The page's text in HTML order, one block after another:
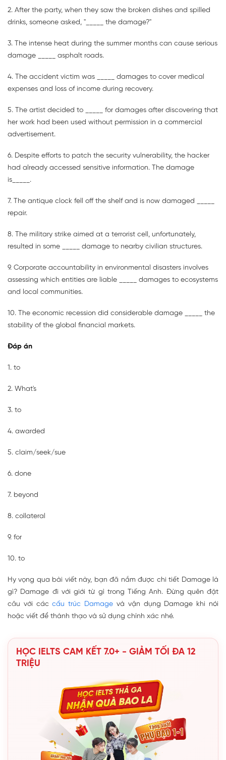
2. After the party, when they saw the broken dishes and spilled
drinks, someone asked, "_____ the damage?"
3. The intense heat during the summer months can cause serious
damage _____ asphalt roads.
4. The accident victim was _____ damages to cover medical
expenses and loss of income during recovery.
5. The artist decided to _____ for damages after discovering that
her work had been used without permission in a commercial
advertisement.
6. Despite efforts to patch the security vulnerability, the hacker
had already accessed sensitive information. The damage
is_____.
7. The antique clock fell off the shelf and is now damaged _____
repair.
8. The military strike aimed at a terrorist cell, unfortunately,
resulted in some _____ damage to nearby civilian structures.
9. Corporate accountability in environmental disasters involves
assessing which entities are liable _____ damages to ecosystems
and local communities.
10. The economic recession did considerable damage _____ the
stability of the global financial markets.
Đáp án
1. to
2. What's
3. to
4. awarded
5. claim/seek/sue
6. done
7. beyond
8. collateral
9. for
10. to
Hy vọng qua bài viết này, bạn đã nắm được chi tiết Damage là
gì? Damage đi với giới từ gì trong Tiếng Anh. Đừng quên đặt
câu với cáccấu trúc Damage và vận dụng Damage khi nói
hoặc viết để thành thạo và sử dụng chính xác nhé.
HỌC IELTS CAM KẾT 7.0+ - GIẢM TỐI ĐA 12
TRIỆU